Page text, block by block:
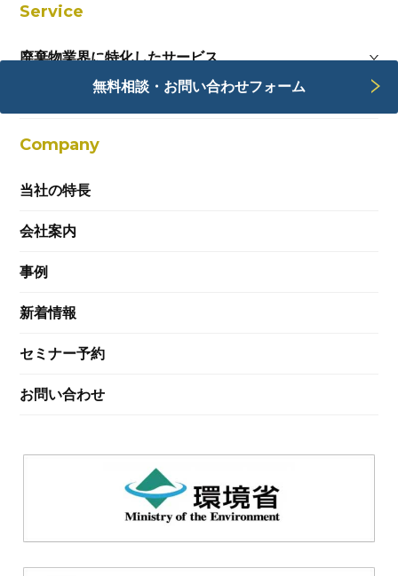
無料相談・お問い合わせフォーム
Service
廃棄物業界に特化したサービス
Webサービス
Company
当社の特長
会社案内
事例
新着情報
セミナー予約
お問い合わせ